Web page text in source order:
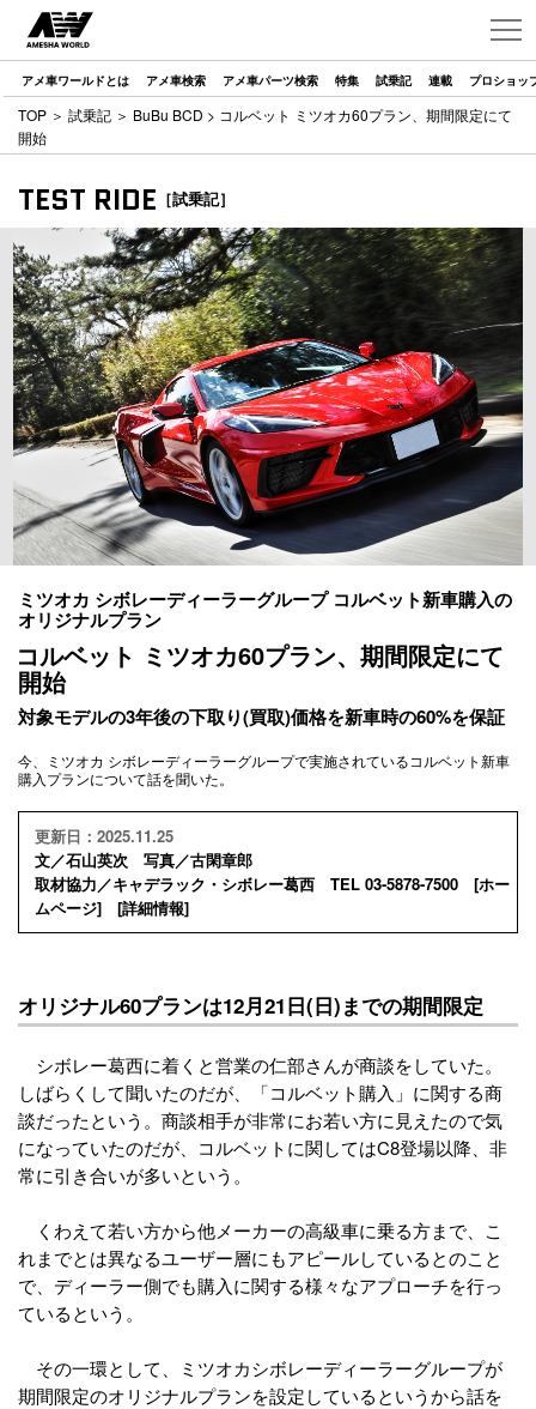
アメ車ワールドとは アメ車検索 アメ車パーツ検索 特集 試乗記 連載 プロショッ
TOP ＞ 試乗記 ＞ BuBu BCD > コルベット ミツオカ60プラン、期間限定にて
開始
TEST RIDE ［試乗記］
ミツオカ シボレーディーラーグループ コルベット新車購入の
オリジナルプラン
コルベット ミツオカ60プラン、期間限定にて
開始
対象モデルの3年後の下取り(買取)価格を新車時の60%を保証
今、ミツオカ シボレーディーラーグループで実施されているコルベット新車
購入プランについて話を聞いた。
更新日：2025.11.25
文／石山英次 写真／古閑章郎
取材協力／キャデラック・シボレー葛西 TEL 03-5878-7500 [ホー
ムページ] [詳細情報]
オリジナル60プランは12月21日(日)までの期間限定
シボレー葛西に着くと営業の仁部さんが商談をしていた。
しばらくして聞いたのだが、「コルベット購入」に関する商
談だったという。商談相手が非常にお若い方に見えたので気
になっていたのだが、コルベットに関してはC8登場以降、非
常に引き合いが多いという。
くわえて若い方から他メーカーの高級車に乗る方まで、こ
れまでとは異なるユーザー層にもアピールしているとのこと
で、ディーラー側でも購入に関する様々なアプローチを行っ
ているという。
その一環として、ミツオカシボレーディーラーグループが
期間限定のオリジナルプランを設定しているというから話を